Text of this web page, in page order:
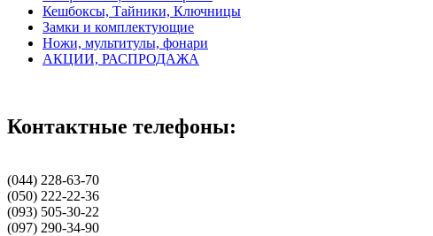
Кешбоксы, Тайники, Ключницы
Замки и комплектующие
Ножи, мультитулы, фонари
АКЦИИ, РАСПРОДАЖА
Контактные телефоны:
(044) 228-63-70
(050) 222-22-36
(093) 505-30-22
(097) 290-34-90